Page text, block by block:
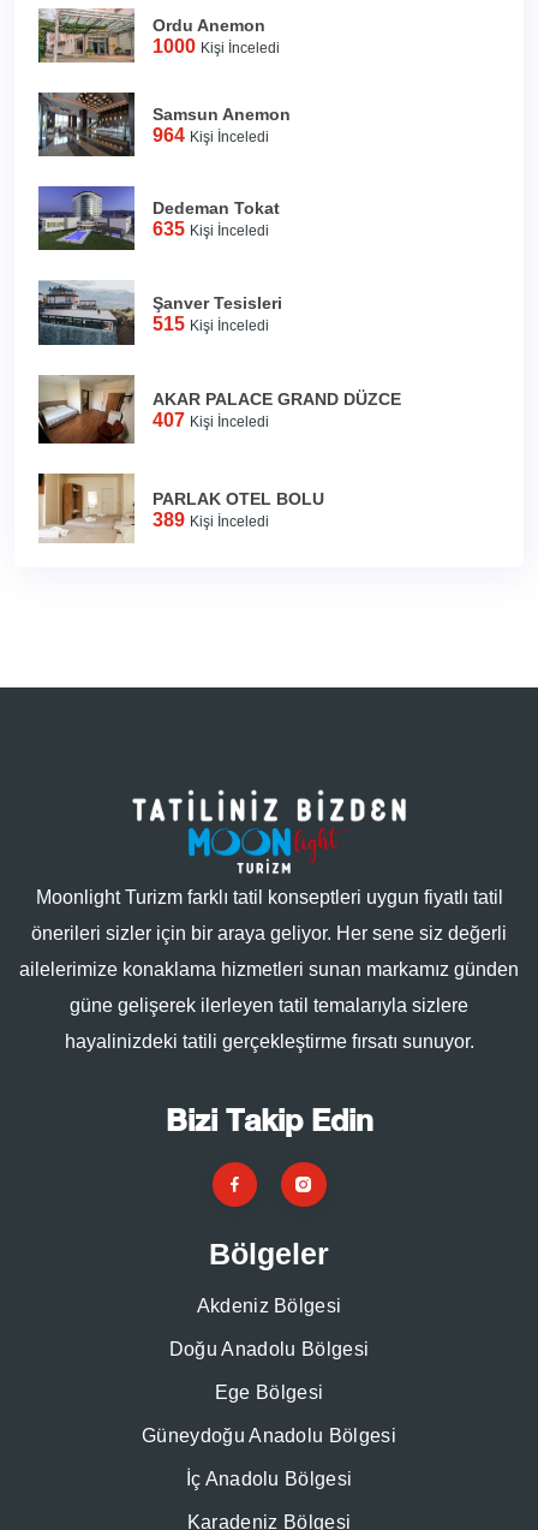
Ordu Anemon
1000 Kişi İnceledi
Samsun Anemon
964 Kişi İnceledi
Dedeman Tokat
635 Kişi İnceledi
Şanver Tesisleri
515 Kişi İnceledi
AKAR PALACE GRAND DÜZCE
407 Kişi İnceledi
PARLAK OTEL BOLU
389 Kişi İnceledi
Moonlight Turizm farklı tatil konseptleri uygun fiyatlı tatil
önerileri sizler için bir araya geliyor. Her sene siz değerli
ailelerimize konaklama hizmetleri sunan markamız günden
güne gelişerek ilerleyen tatil temalarıyla sizlere
hayalinizdeki tatili gerçekleştirme fırsatı sunuyor.
Bizi Takip Edin
Bölgeler
Akdeniz Bölgesi
Doğu Anadolu Bölgesi
Ege Bölgesi
Güneydoğu Anadolu Bölgesi
İç Anadolu Bölgesi
Karadeniz Bölgesi